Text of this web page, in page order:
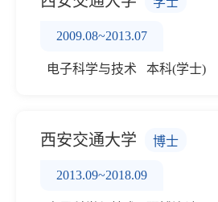
2009.08~2013.07
电子科学与技术 本科(学士)
西安交通大学 博士
2013.09~2018.09